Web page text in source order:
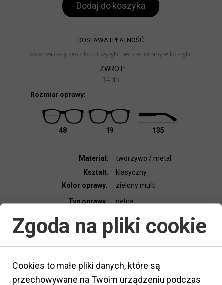
14 dni
czas realizacji oraz koszt wysyłki będzie podany w koszyku
ZWROT:
DOSTAWA I PŁATNOŚĆ:
etui, ściereczka
Dodatki:
zielony multi
Kolor oprawy:
tak
Elastyczny zawias
48
pełna
Typ oprawy:
klasyczny
Kształt:
135
19
tworzywo / metal
Materiał:
Rozmiar oprawy:
Dodaj do koszyka
Opis:
Zgoda na pliki cookie
Cookies to małe pliki danych, które są
przechowywane na Twoim urządzeniu podczas